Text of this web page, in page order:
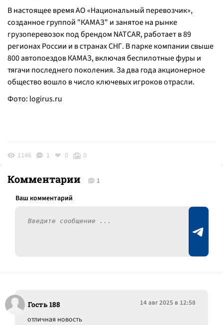
В настоящее время АО «Национальный перевозчик»,
созданное группой "КАМАЗ" и занятое на рынке
грузоперевозок под брендом NATCAR, работает в 89
регионах России и в странах СНГ. В парке компании свыше
800 автопоездов КАМАЗ, включая беспилотные фуры и
тягачи последнего поколения. За два года акционерное
общество вошло в число ключевых игроков отрасли.
Фото: logirus.ru
1146 1 0 0
Комментарии 1
Гость 188 14 авг 2025 в 12:58
отличная новость